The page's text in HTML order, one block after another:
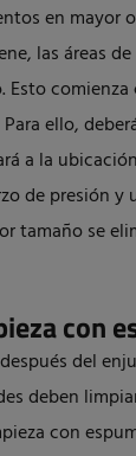
en mayor
las áreas
Esto
ello,
a la
de presión y
tamaño se
con
del
deben
con